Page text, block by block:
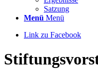
Satzung
Menü Menü
Link zu Facebook